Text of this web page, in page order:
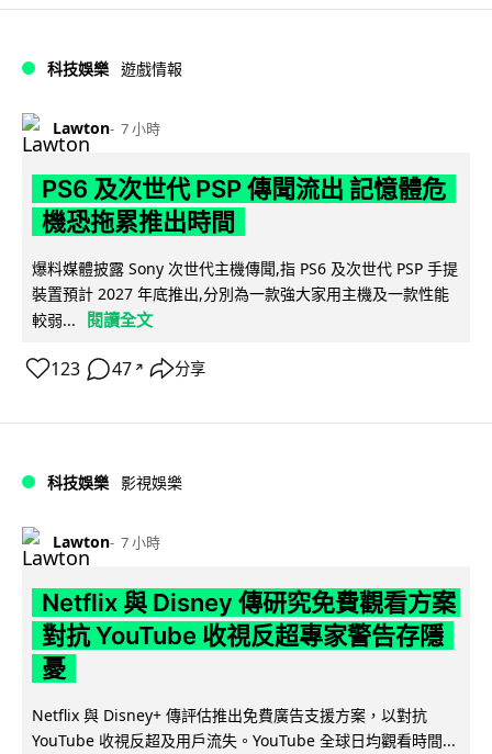
科技娛樂 遊戲情報
Lawton 7 小時
PS6 及次世代 PSP 傳聞流出 記憶體危
機恐拖累推出時間
爆料媒體披露 Sony 次世代主機傳聞,指 PS6 及次世代 PSP 手提
裝置預計 2027 年底推出,分別為一款強大家用主機及一款性能
較弱...
閱讀全文
123 47 ↗ 分享
科技娛樂 影視娛樂
Lawton 7 小時
Netflix 與 Disney 傳研究免費觀看方案
對抗 YouTube 收視反超專家警告存隱
憂
Netflix 與 Disney+ 傳評估推出免費廣告支援方案，以對抗
YouTube 收視反超及用戶流失。YouTube 全球日均觀看時間...